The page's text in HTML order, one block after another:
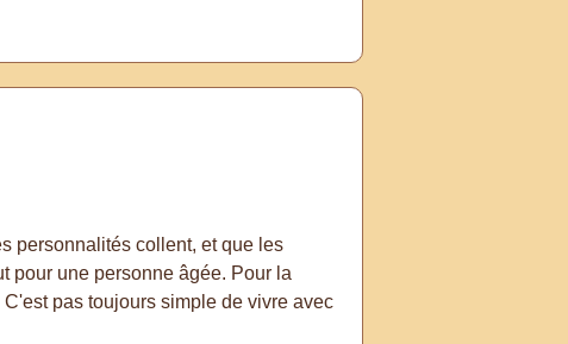
personnalités collent, et que les
pour une personne âgée. Pour la
pas toujours simple de vivre avec